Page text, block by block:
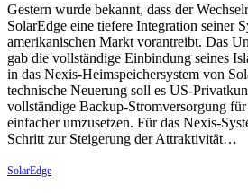
Gestern wurde bekannt, dass der
SolarEdge eine tiefere Integration seiner
amerikanischen Markt vorantreibt. Das
gab die vollständige Einbindung seines
in das Nexis-Heimspeichersystem von
technische Neuerung soll es US-
vollständige Backup-Stromversorgung für
einfacher umzusetzen. Für das Nexis-
Schritt zur Steigerung der Attraktivität…
SolarEdge